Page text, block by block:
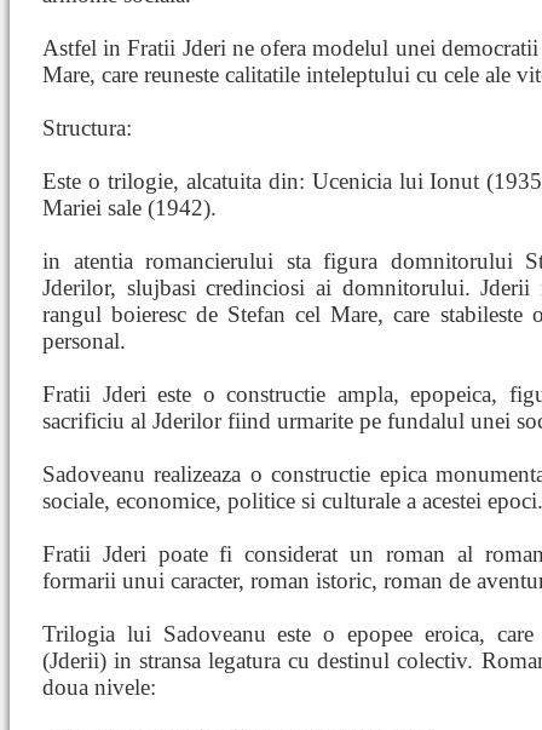
Astfel in Fratii Jderi ne ofera modelul unei democratii
Mare, care reuneste calitatile inteleptului cu cele ale
Structura:
Este o trilogie, alcatuita din: Ucenicia lui Ionut
Mariei sale (1942).
in atentia romancierului sta figura domnitorului
Jderilor, slujbasi credinciosi ai domnitorului. Jderii
rangul boieresc de Stefan cel Mare, care stabileste
personal.
Fratii Jderi este o constructie ampla, epopeica,
sacrificiu al Jderilor fiind urmarite pe fundalul unei
Sadoveanu realizeaza o constructie epica
sociale, economice, politice si culturale a acestei epoci.
Fratii Jderi poate fi considerat un roman al
formarii unui caracter, roman istoric, roman de
Trilogia lui Sadoveanu este o epopee eroica,
(Jderii) in stransa legatura cu destinul colectiv.
doua nivele: